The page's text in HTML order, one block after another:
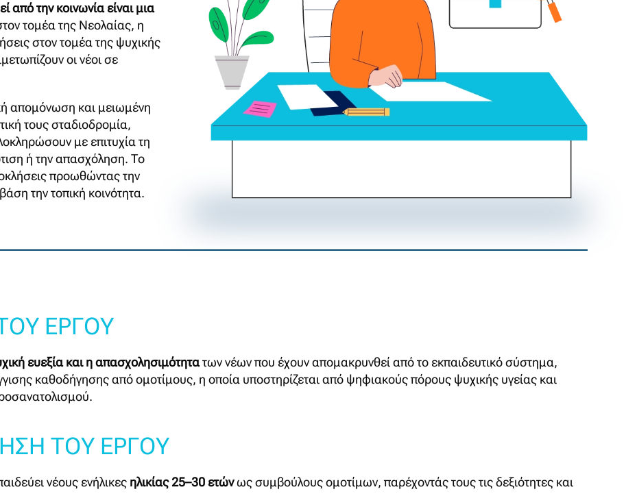
την κοινωνία είναι μια
τομέα της Νεολαίας, η
στον τομέα της ψυχικής
οι νέοι σε
απομόνωση και μειωμένη
τους σταδιοδρομία,
με επιτυχία τη
ή την απασχόληση. Το
προωθώντας την
την τοπική κοινότητα.
ΕΡΓΟΥ
ευεξία και η απασχολησιμότητατων νέων που έχουν απομακρυνθεί από το εκπαιδευτικό σύστημα,
καθοδήγησης από ομοτίμους, η οποία υποστηρίζεται από ψηφιακούς πόρους ψυχικής υγείας και
ΤΟΥ ΕΡΓΟΥ
νέους ενήλικες ηλικίας 25–30 ετώνως συμβούλους ομοτίμων, παρέχοντάς τους τις δεξιότητες και